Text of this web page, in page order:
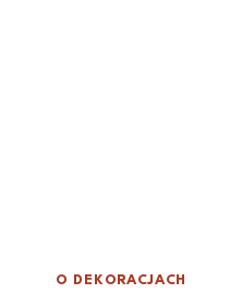
O DEKORACJACH